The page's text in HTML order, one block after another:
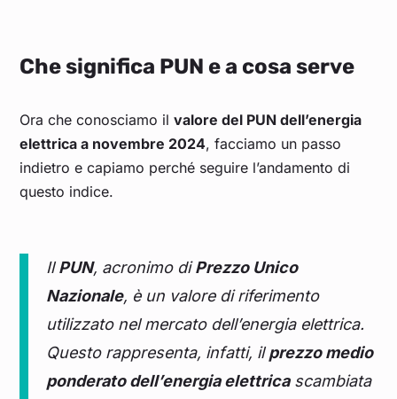
Che significa PUN e a cosa serve
Ora che conosciamo ilvalore del PUN dell’energia
elettrica a novembre 2024, facciamo un passo
indietro e capiamo perché seguire l’andamento di
questo indice.
IlPUN, acronimo diPrezzo Unico
Nazionale, è un valore di riferimento
utilizzato nel mercato dell’energia elettrica.
Questo rappresenta, infatti, ilprezzo medio
ponderato dell’energia elettricascambiata